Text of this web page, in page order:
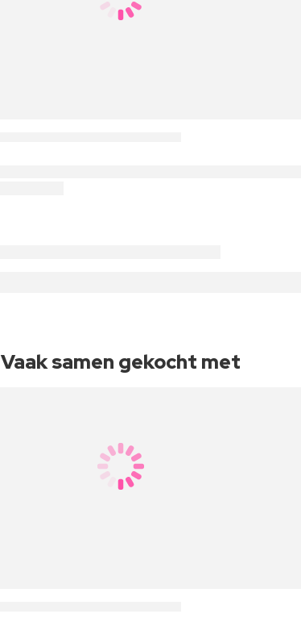
Vaak samen gekocht met